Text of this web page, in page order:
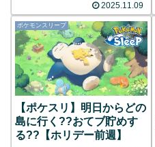
2025.11.09
ポケモンスリープ
【ポケスリ】明日からどの
島に行く??おてブ貯めす
る??【ホリデー前週】